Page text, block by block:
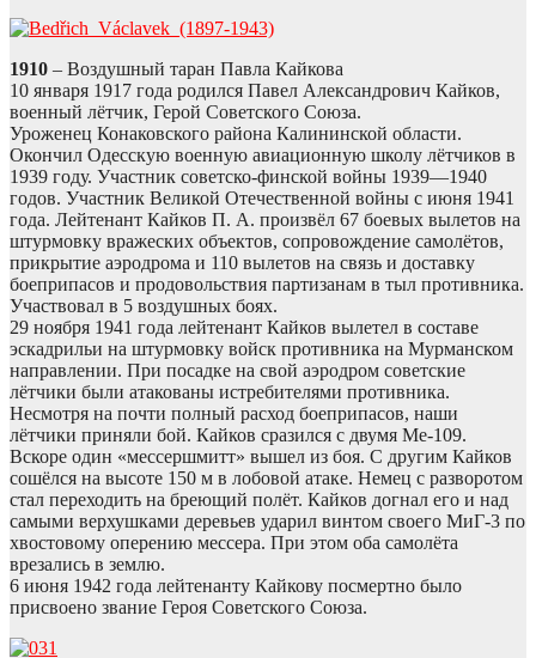
1910 – Воздушный таран Павла Кайкова
10 января 1917 года родился Павел Александрович Кайков,
военный лётчик, Герой Советского Союза.
Уроженец Конаковского района Калининской области.
Окончил Одесскую военную авиационную школу лётчиков в
1939 году. Участник советско-финской войны 1939—1940
годов. Участник Великой Отечественной войны с июня 1941
года. Лейтенант Кайков П. А. произвёл 67 боевых вылетов на
штурмовку вражеских объектов, сопровождение самолётов,
прикрытие аэродрома и 110 вылетов на связь и доставку
боеприпасов и продовольствия партизанам в тыл противника.
Участвовал в 5 воздушных боях.
29 ноября 1941 года лейтенант Кайков вылетел в составе
эскадрильи на штурмовку войск противника на Мурманском
направлении. При посадке на свой аэродром советские
лётчики были атакованы истребителями противника.
Несмотря на почти полный расход боеприпасов, наши
лётчики приняли бой. Кайков сразился с двумя Me-109.
Вскоре один «мессершмитт» вышел из боя. С другим Кайков
сошёлся на высоте 150 м в лобовой атаке. Немец с разворотом
стал переходить на бреющий полёт. Кайков догнал его и над
самыми верхушками деревьев ударил винтом своего МиГ-3 по
хвостовому оперению мессера. При этом оба самолёта
врезались в землю.
6 июня 1942 года лейтенанту Кайкову посмертно было
присвоено звание Героя Советского Союза.